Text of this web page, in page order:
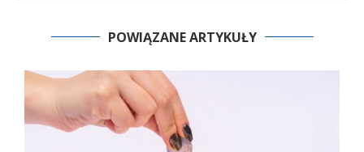
POWIĄZANE ARTYKUŁY